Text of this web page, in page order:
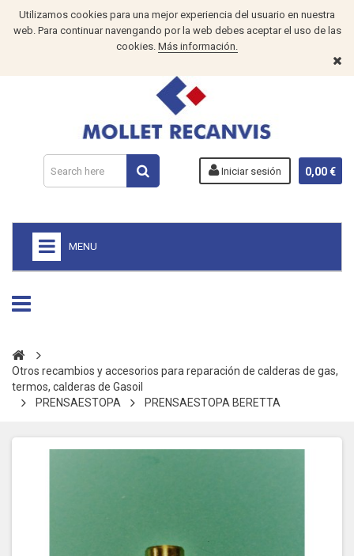
Utilizamos cookies para una mejor experiencia del usuario en nuestra
web. Para continuar navengando por la web debes aceptar el uso de las
cookies. Más información.
0,00 €
Iniciar sesión
MENU
Otros recambios y accesorios para reparación de calderas de gas,
termos, calderas de Gasoil
PRENSAESTOPA
PRENSAESTOPA BERETTA